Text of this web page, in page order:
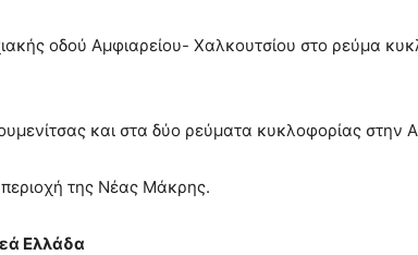
οδού Αμφιαρείου- Χαλκουτσίου στο ρεύμα
και στα δύο ρεύματα κυκλοφορίας στην
της Νέας Μάκρης.
Ελλάδα